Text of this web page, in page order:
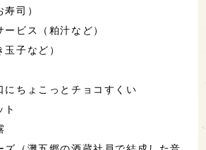
寿司）
ービス（粕汁など）
玉子など）
にちょこっとチョコすくい
ト